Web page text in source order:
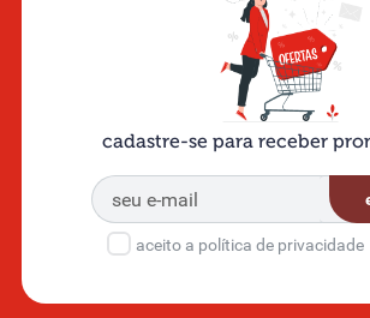
cadastre-se para receber
aceito a política de privacidade